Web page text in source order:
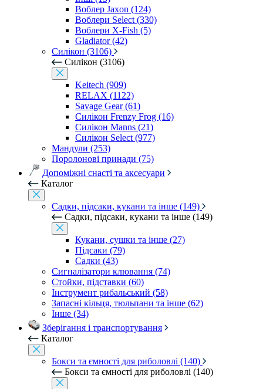
Воблер Jaxon (124)
Воблери Select (330)
Воблери X-Fish (5)
Gladiator (42)
Силікон (3106)
Силікон (3106)
Keitech (909)
RELAX (1122)
Savage Gear (61)
Силікон Frenzy Frog (16)
Силікон Manns (21)
Силікон Select (977)
Мандули (253)
Поролонові принади (75)
Допоміжні снасті та аксесуари
Каталог
Садки, підсаки, кукани та інше (149)
Садки, підсаки, кукани та інше (149)
Кукани, сушки та інше (27)
Підсаки (79)
Садки (43)
Сигналізатори клювання (74)
Стойки, підставки (60)
Інструмент рибальський (58)
Запасні кільця, тюльпани та інше (62)
Інше (34)
Зберігання і транспортування
Каталог
Бокси та ємності для риболовлі (140)
Бокси та ємності для риболовлі (140)